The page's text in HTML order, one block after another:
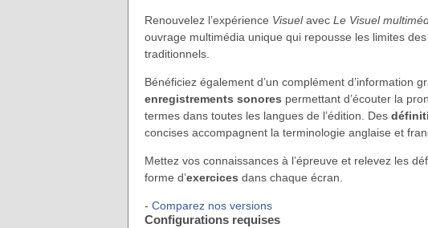
Renouvelez l’expérience Visuelavec Le Visuel
ouvrage multimédia unique qui repousse les limites
traditionnels.
Bénéficiez également d’un complément d’information
enregistrements sonores permettant d’écouter la
termes dans toutes les langues de l’édition. Des
concises accompagnent la terminologie anglaise et
Mettez vos connaissances à l’épreuve et relevez les
forme d’exercices dans chaque écran.
- Comparez nos versions
Configurations requises